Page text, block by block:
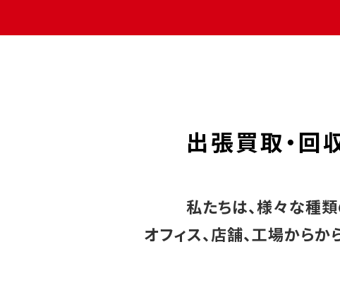
出張買取・回
私たちは、様々な種
オフィス、店舗、工場からか